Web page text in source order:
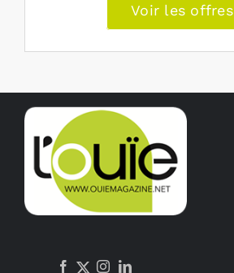
Voir les offres